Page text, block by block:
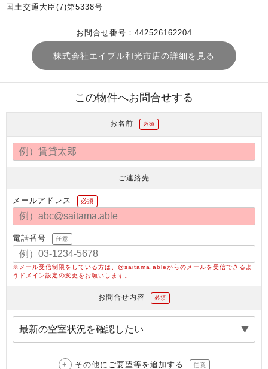
国土交通大臣(7)第5338号
お問合せ番号：442526162204
株式会社エイブル和光市店の詳細を見る
この物件へお問合せする
お名前 必須
ご連絡先
メールアドレス 必須
電話番号 任意
※メール受信制限をしている方は、@saitama.ableからのメールを受信できるよ
うドメイン設定の変更をお願いします。
お問合せ内容 必須
その他にご要望等を追加する 任意